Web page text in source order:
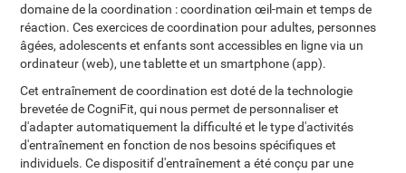
domaine de la coordination : coordination œil-main et temps de
réaction. Ces exercices de coordination pour adultes, personnes
âgées, adolescents et enfants sont accessibles en ligne via un
ordinateur (web), une tablette et un smartphone (app).
Cet entraînement de coordination est doté de la technologie
brevetée de CogniFit, qui nous permet de personnaliser et
d'adapter automatiquement la difficulté et le type d'activités
d'entraînement en fonction de nos besoins spécifiques et
individuels. Ce dispositif d'entraînement a été conçu par une